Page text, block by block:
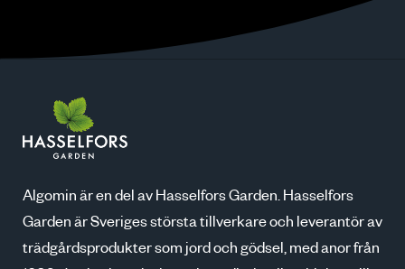
Algomin är en del av Hasselfors Garden. Hasselfors
Garden är Sveriges största tillverkare och leverantör av
trädgårdsprodukter som jord och gödsel, med anor från